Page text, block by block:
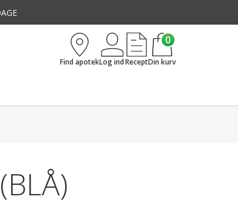
Find apotekLog indRecept
0
Din kurv